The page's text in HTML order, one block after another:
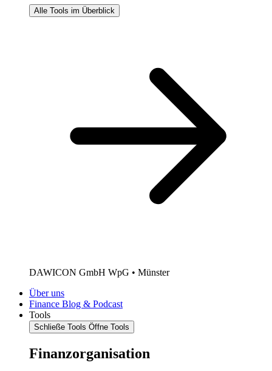
Alle Tools im Überblick
DAWICON GmbH WpG • Münster
Über uns
Finance Blog & Podcast
Tools
Schließe Tools Öffne Tools
Finanzorganisation